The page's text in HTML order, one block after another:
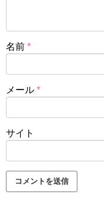
名前 *
メール *
サイト